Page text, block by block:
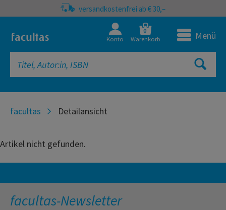
versandkostenfrei ab € 30,–
Konto
0
Warenkorb Menü
facultas Detailansicht
Artikel nicht gefunden.
facultas-Newsletter